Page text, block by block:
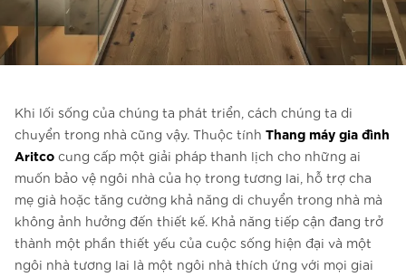
Liên hệ với chúng tôi
Liên hệ với chúng tôi
FAQ
Liên hệ với chúng tôi
VI
Khi lối sống của chúng ta phát triển, cách chúng ta di
chuyển trong nhà cũng vậy. Thuộc tính Thang máy gia đình
Aritco cung cấp một giải pháp thanh lịch cho những ai
muốn bảo vệ ngôi nhà của họ trong tương lai, hỗ trợ cha
mẹ già hoặc tăng cường khả năng di chuyển trong nhà mà
không ảnh hưởng đến thiết kế. Khả năng tiếp cận đang trở
thành một phần thiết yếu của cuộc sống hiện đại và một
ngôi nhà tương lai là một ngôi nhà thích ứng với mọi giai